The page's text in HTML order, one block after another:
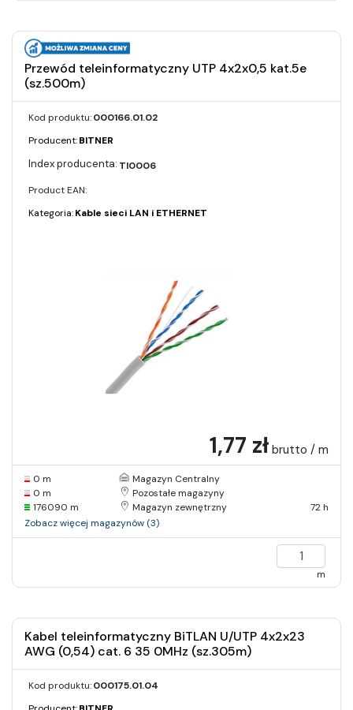
Przewód teleinformatyczny UTP 4x2x0,5 kat.5e
(sz.500m)
Kod produktu:000166.01.02
Producent:BITNER
TI0006
Product EAN:
Kategoria:Kable sieci LAN i ETHERNET
1,77 zł brutto / m
0 m
Magazyn Centralny
0 m
Pozostałe magazyny
176090 m
Magazyn zewnętrzny
72 h
Zobacz więcej magazynów (3)
m
Kabel teleinformatyczny BiTLAN U/UTP 4x2x23
AWG (0,54) cat. 6 35 0MHz (sz.305m)
Kod produktu:000175.01.04